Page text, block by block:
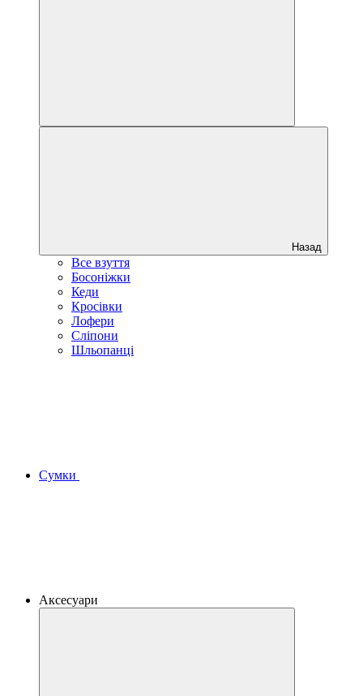
Назад
Все взуття
Босоніжки
Кеди
Кросівки
Лофери
Сліпони
Шльопанці
Сумки
Аксесуари